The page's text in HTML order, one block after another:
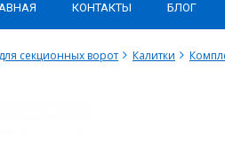
КОНТАКТЫ БЛОГ
секционных ворот Калитки